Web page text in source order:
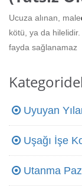
Eğitim
Hesaplamalar
Ucuza alınan, male
kötü, ya da
fayda sağlanamaz
Uyuyan
Uşağı İşe
Utanma